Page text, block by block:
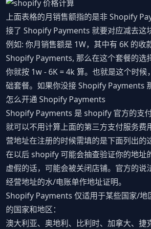
上面表格的月销售额指的是非 Shopify
接了 Shopify Payments 就要对应减去这
例如: 你月销售额是 1W，其中有 6K 的收
Shopify Payments, 那么在这个套餐的选
你就按 1w - 6K = 4k 算。也就是这个时候
础套餐。如果你没接 Shopify Payments
怎么开通 Shopify Payments
Shopify Payments 是 shopify 官方的支
就可以不用计算上面的第三方支付服务费
营地址在注册的时候需填的是下面列出的
在以后 shopify 可能会抽查验证你的地址
虚假的话，可能会被关闭店铺。官方的说
经营地址的水/电账单作地址证明。
Shopify Payments 仅适用于某些国家/地
的国家和地区：
澳大利亚、奥地利、比利时、加拿大、捷